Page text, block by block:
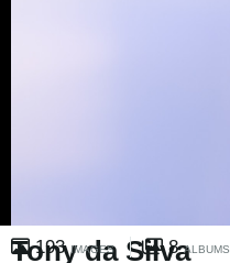
Tony da Silva
193 IMAGES 8 ALBUMS